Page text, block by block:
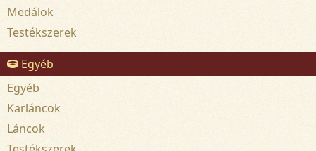
Medálok
Testékszerek
Egyéb
Egyéb
Karláncok
Láncok